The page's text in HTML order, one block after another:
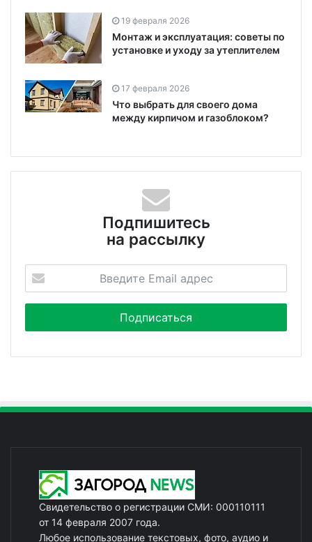
19 февраля 2026
Монтаж и эксплуатация: советы по
установке и уходу за утеплителем
17 февраля 2026
Что выбрать для своего дома
между кирпичом и газоблоком?
Подпишитесь
на рассылку
Свидетельство о регистрации СМИ: 000110111
от 14 февраля 2007 года.
Любое использование текстовых, фото, аудио и